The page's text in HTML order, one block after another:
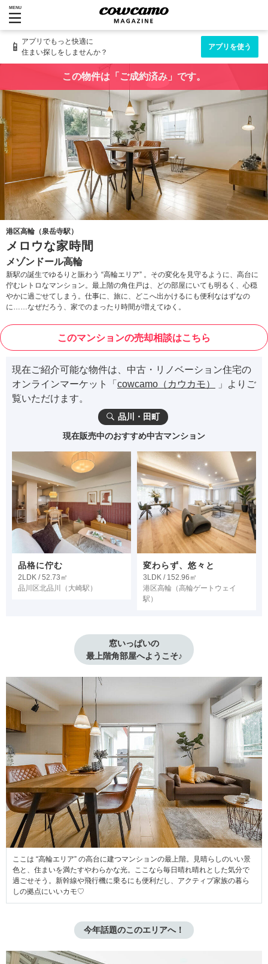
MENU
📱 アプリでもっと快適に
住まい探しをしませんか？
アプリを使う
この物件は「ご成約済み」です。
港区高輪（泉岳寺駅）
メロウな家時間
メゾンドール高輪
新駅の誕生でゆるりと賑わう “高輪エリア” 。その変化を見守るように、高台に
佇むレトロなマンション。最上階の角住戸は、どの部屋にいても明るく、心穏
やかに過ごせてしまう。仕事に、旅に、どこへ出かけるにも便利なはずなの
に……なぜだろう、家でのまったり時間が増えてゆく。
このマンションの売却相談はこちら
現在ご紹介可能な物件は、中古・リノベーション住宅の
オンラインマーケット「 cowcamo（カウカモ）
」よりご
覧いただけます。
品川・田町
現在販売中のおすすめ中古マンション
品格に佇む
2LDK / 52.73㎡
品川区北品川
（大崎駅）
変わらず、悠々と
3LDK / 152.96㎡
港区高輪 （高輪ゲートウェイ
駅）
窓いっぱいの
最上階角部屋へようこそ♪
ここは “高輪エリア” の高台に建つマンションの最上階。見晴らしのいい景
色と、住まいを満たすやわらかな光。ここなら毎日晴れ晴れとした気分で
過ごせそう。新幹線や飛行機に乗るにも便利だし、アクティブ家族の暮ら
しの拠点にいいカモ♡
今年話題のこのエリアへ！